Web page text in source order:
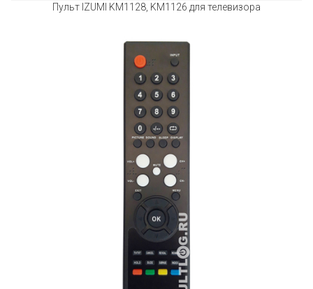
Пульт IZUMI KM1128, KM1126 для телевизора